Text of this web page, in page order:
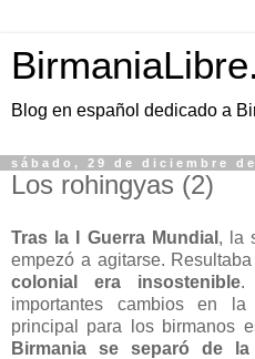
Blog en español dedicado a
sábado, 29 de diciembre de
Los rohingyas (2)
Tras la I Guerra Mundial , la
empezó a agitarse.
colonial era insostenible.
importantes cambios en la
principal para los birmanos
Birmania se separó de